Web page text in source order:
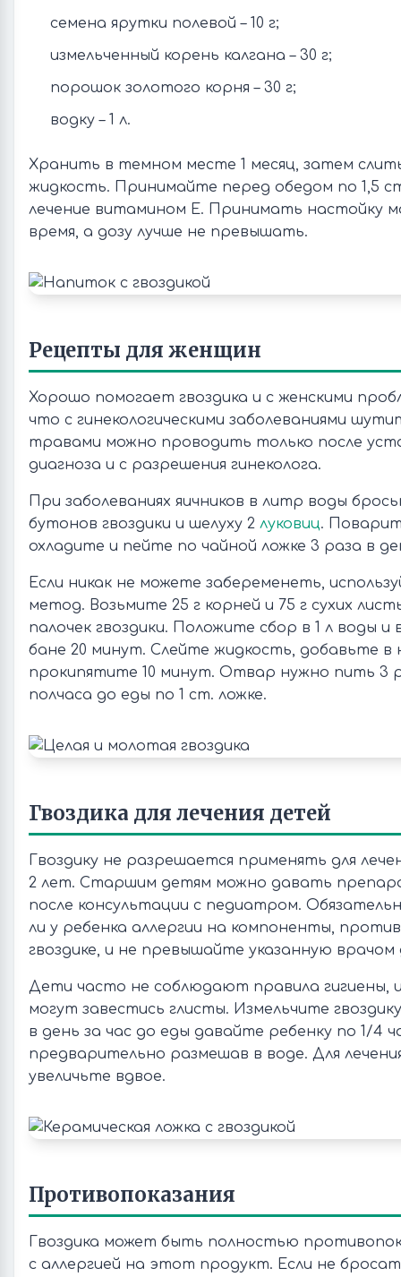
семена ярутки полевой – 10 г;
измельченный корень калгана – 30 г;
порошок золотого корня – 30 г;
водку – 1 л.
Хранить в темном месте 1 месяц, затем
жидкость. Принимайте перед обедом по 1,5
лечение витамином E. Принимать настойку
время, а дозу лучше не превышать.
Рецепты для женщин
Хорошо помогает гвоздика и с женскими
что с гинекологическими заболеваниями
травами можно проводить только после
диагноза и с разрешения гинеколога.
При заболеваниях яичников в литр воды
бутонов гвоздики и шелуху 2 луковиц.
охладите и пейте по чайной ложке 3 раза в
Если никак не можете забеременеть,
метод. Возьмите 25 г корней и 75 г сухих
палочек гвоздики. Положите сбор в 1 л воды
бане 20 минут. Слейте жидкость, добавьте в
прокипятите 10 минут. Отвар нужно пить 3
полчаса до еды по 1 ст. ложке.
Гвоздика для лечения детей
Гвоздику не разрешается применять для
2 лет. Старшим детям можно давать
после консультации с педиатром.
ли у ребенка аллергии на компоненты,
гвоздике, и не превышайте указанную врачом
Дети часто не соблюдают правила гигиены, и
могут завестись глисты. Измельчите
в день за час до еды давайте ребенку по 1/4
предварительно размешав в воде. Для
увеличьте вдвое.
Противопоказания
Гвоздика может быть полностью
с аллергией на этот продукт. Если не